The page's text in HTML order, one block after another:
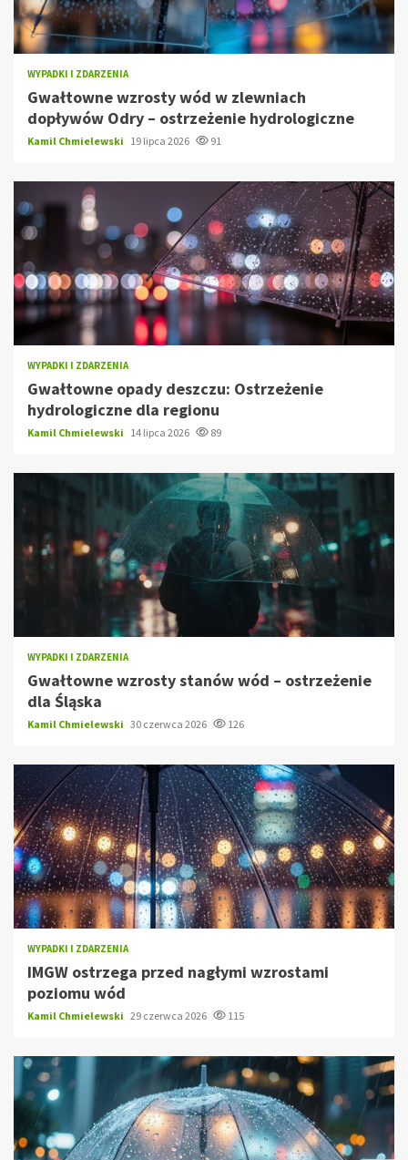
WYPADKI I ZDARZENIA
Gwałtowne wzrosty wód w zlewniach
dopływów Odry – ostrzeżenie hydrologiczne
Kamil Chmielewski 19 lipca 2026 91
WYPADKI I ZDARZENIA
Gwałtowne opady deszczu: Ostrzeżenie
hydrologiczne dla regionu
Kamil Chmielewski 14 lipca 2026 89
WYPADKI I ZDARZENIA
Gwałtowne wzrosty stanów wód – ostrzeżenie
dla Śląska
Kamil Chmielewski 30 czerwca 2026 126
WYPADKI I ZDARZENIA
IMGW ostrzega przed nagłymi wzrostami
poziomu wód
Kamil Chmielewski 29 czerwca 2026 115